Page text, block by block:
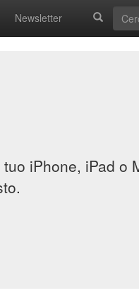
Newsletter
iPhone, iPad o